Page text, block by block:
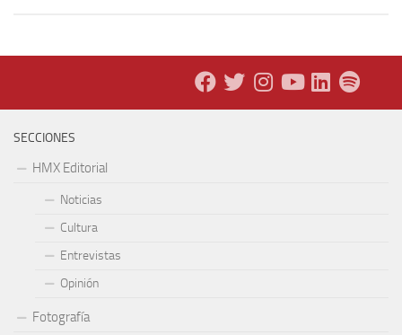
SECCIONES
HMX Editorial
Noticias
Cultura
Entrevistas
Opinión
Fotografía